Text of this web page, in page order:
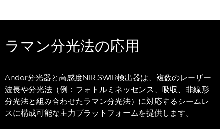
ラマン分光法の応用
Andor分光器と高感度NIR SWIR検出器は、複数のレーザー
波長や分光法（例：フォトルミネッセンス、吸収、非線形
分光法と組み合わせたラマン分光法）に対応するシームレ
スに構成可能な主力プラットフォームを提供します。